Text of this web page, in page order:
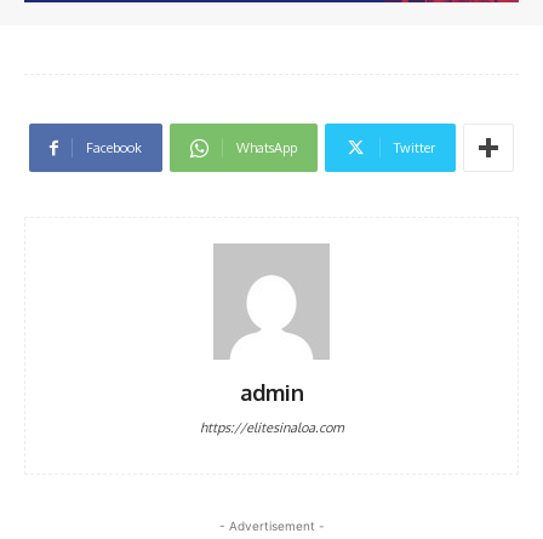
Facebook WhatsApp Twitter
admin
https://elitesinaloa.com
- Advertisement -